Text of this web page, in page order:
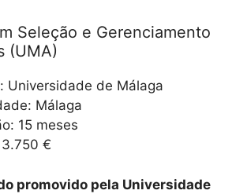
Seleção e Gerenciamento
(UMA)
Universidade de Málaga
Málaga
15 meses
€
promovido pela Universidade